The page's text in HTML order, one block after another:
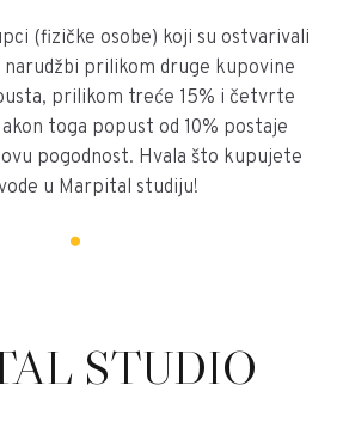
(fizičke osobe) koji su ostvarivali
prilikom druge kupovine
prilikom treće 15% i četvrte
toga popust od 10% postaje
pogodnost. Hvala što kupujete
u Marpital studiju!
STUDIO